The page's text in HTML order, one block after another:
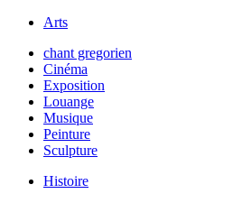
Arts
chant gregorien
Cinéma
Exposition
Louange
Musique
Peinture
Sculpture
Histoire